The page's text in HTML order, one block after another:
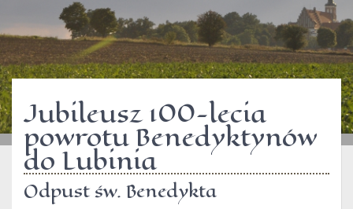
Jubileusz 100-lecia
powrotu Benedyktynów
do Lubinia
Odpust św. Benedykta